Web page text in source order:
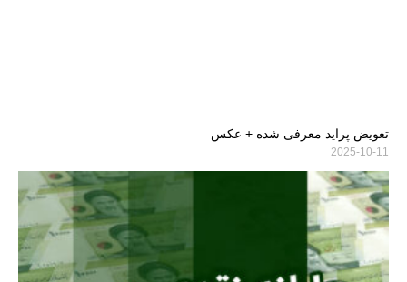
تعویض پراید معرفی شده + عکس
2025-10-11